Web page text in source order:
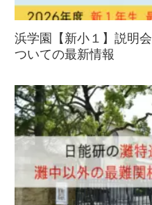
浜学園【新小１】説明
ついての最新情報